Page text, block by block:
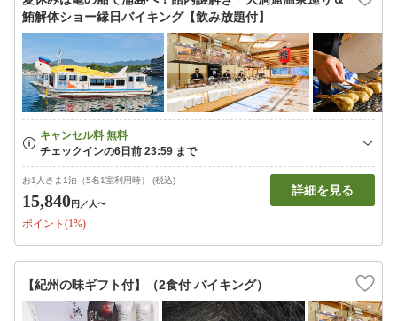
鮪解体ショー縁日バイキング【飲み放題付】
お1人さま1泊（5名1室利用時） (税込)
15,840円 ／人〜
ポイント(1%)
詳細を見る
【紀州の味ギフト付】（2食付 バイキング）